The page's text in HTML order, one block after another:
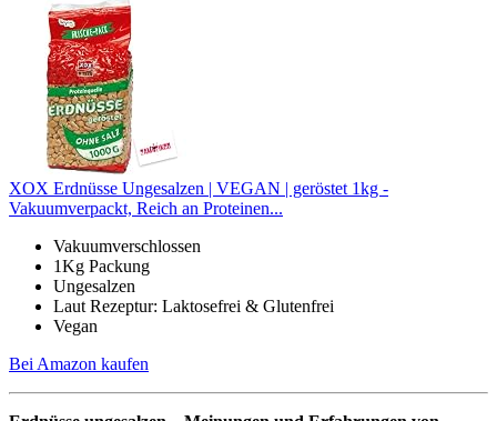
XOX Erdnüsse Ungesalzen | VEGAN | geröstet 1kg -
Vakuumverpackt, Reich an Proteinen...
Vakuumverschlossen
1Kg Packung
Ungesalzen
Laut Rezeptur: Laktosefrei & Glutenfrei
Vegan
Bei Amazon kaufen